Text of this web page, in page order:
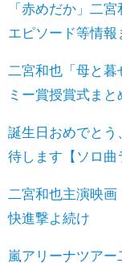
「赤めだか」二
エピソード等情報
二宮和也「母と
ミー賞授賞式まと
誕生日おめでとう
待します【ソロ曲
二宮和也主演映画
快進撃よ続け
嵐アリーナツア